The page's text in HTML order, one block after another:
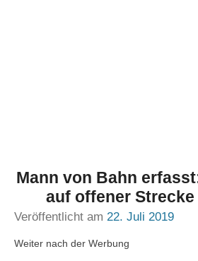
Mann von Bahn
auf offener
Veröffentlicht am 22. Juli 2019
Weiter nach der Werbung